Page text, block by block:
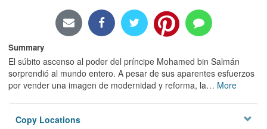
Summary
El súbito ascenso al poder del príncipe Mohamed bin Salmán
sorprendió al mundo entero. A pesar de sus aparentes esfuerzos
por vender una imagen de modernidad y reforma, la… More
Copy Locations